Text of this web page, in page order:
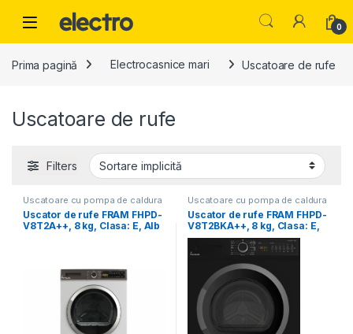
0
Prima pagină Electrocasnice mari Uscatoare de rufe
Uscatoare de rufe
Filters
Uscatoare cu pompa de caldura
Uscator de rufe FRAM FHPD-
V8T2A++, 8 kg, Clasa: E, Alb
Uscatoare cu pompa de caldura
Uscator de rufe FRAM FHPD-
V8T2BKA++, 8 kg, Clasa: E,
Negru